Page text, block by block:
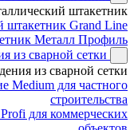
штакетник
штакетник Grand Line
Металл Профиль
из сварной сетки
из сварной сетки
Medium для частного
строительства
для коммерческих